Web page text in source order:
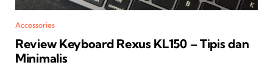
Accessories
Review Keyboard Rexus KL150 – Tipis dan
Minimalis